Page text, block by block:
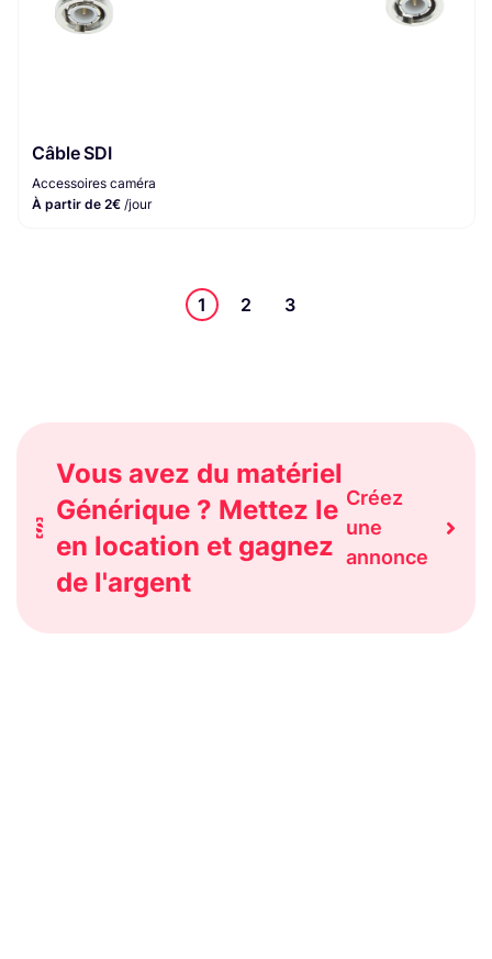
Câble SDI
Accessoires caméra
À partir de 2€ /jour
1 2 3
Vous avez du matériel
Générique ? Mettez le
en location et gagnez
de l'argent
Créez
une
annonce